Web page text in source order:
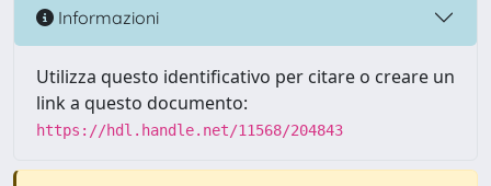
Informazioni
Utilizza questo identificativo per citare o creare un
link a questo documento:
https://hdl.handle.net/11568/204843